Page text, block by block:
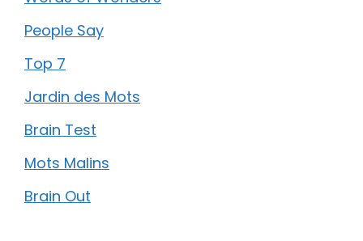
People Say
Top 7
Jardin des Mots
Brain Test
Mots Malins
Brain Out